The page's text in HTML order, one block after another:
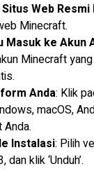
Web
Minecraft.
Masuk ke Akun
Minecraft
Anda: Klik
macOS,
Anda.
Instalasi: Pilih
dan klik ‘Unduh’.